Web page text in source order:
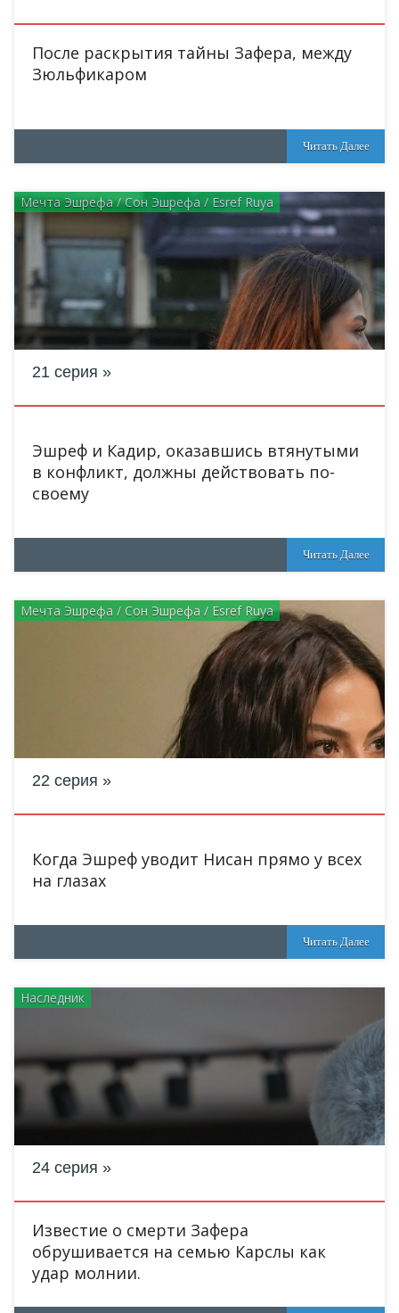
После раскрытия тайны Зафера, между
Зюльфикаром
Читать Далее
Мечта Эшрефа / Сон Эшрефа / Esref Ruya
21 серия
Эшреф и Кадир, оказавшись втянутыми
в конфликт, должны действовать по-
своему
Читать Далее
Мечта Эшрефа / Сон Эшрефа / Esref Ruya
22 серия
Когда Эшреф уводит Нисан прямо у всех
на глазах
Читать Далее
Наследник
24 серия
Известие о смерти Зафера
обрушивается на семью Карслы как
удар молнии.